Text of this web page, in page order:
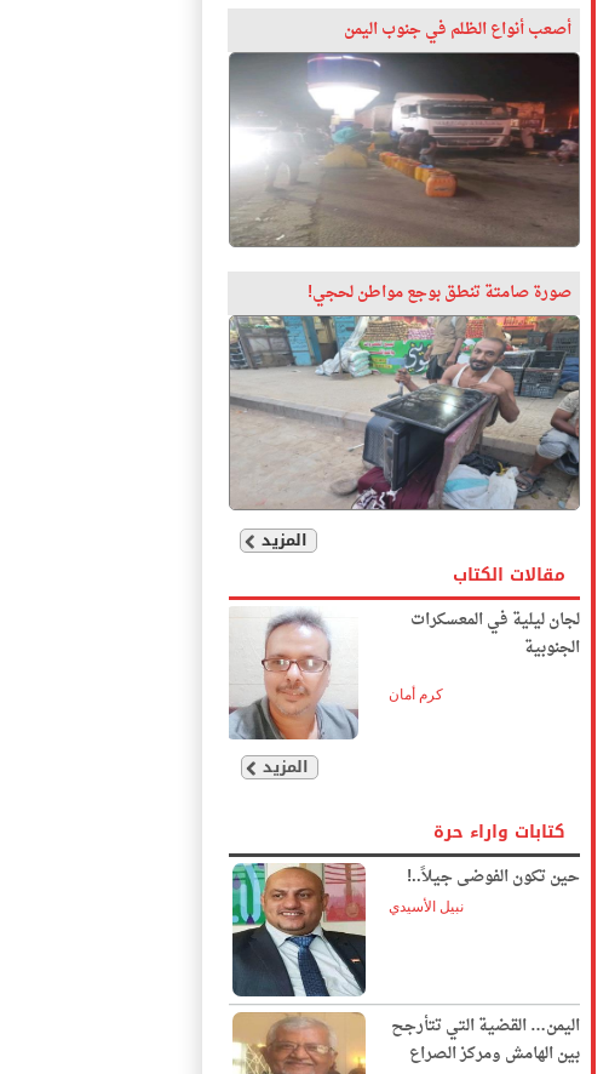
أصعب أنواع الظلم في جنوب اليمن
صورة صامتة تنطق بوجع مواطن لحجي!
المزيد
مقالات الكتاب
لجان ليلية في المعسكرات
الجنوبية
كرم أمان
المزيد
كتابات واراء حرة
حين تكون الفوضى جيلاً..!
نبيل الأسيدي
اليمن… القضية التي تتأرجح
بين الهامش ومركز الصراع